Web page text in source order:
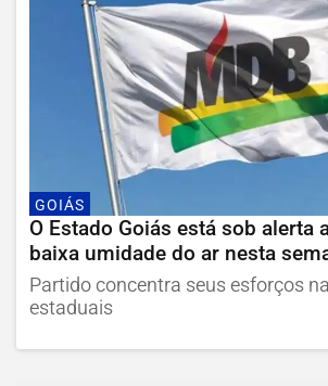
GOIÁS
O Estado Goiás está sob alerta
baixa umidade do ar nesta
Partido concentra seus esforços
estaduais